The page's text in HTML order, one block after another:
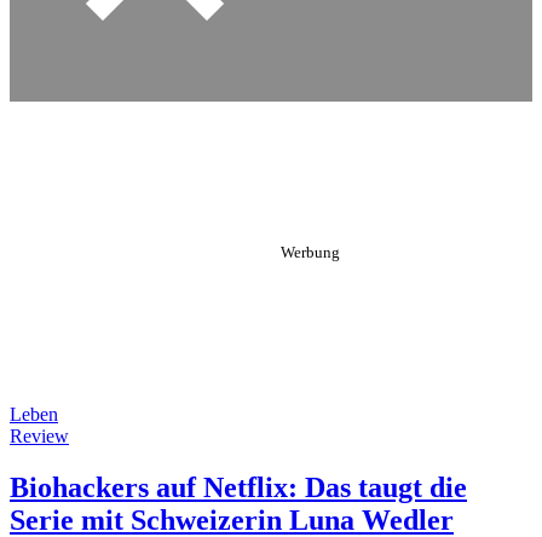
Leben
Review
Biohackers auf Netflix: Das taugt die
Serie mit Schweizerin Luna Wedler